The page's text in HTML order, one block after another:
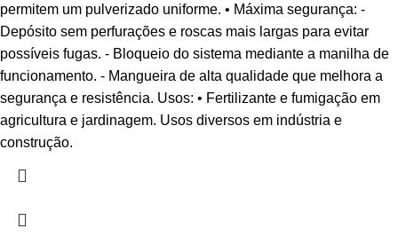
permitem um pulverizado uniforme. • Máxima segurança: -
Depósito sem perfurações e roscas mais largas para evitar
possíveis fugas. - Bloqueio do sistema mediante a manilha de
funcionamento. - Mangueira de alta qualidade que melhora a
segurança e resistência. Usos: • Fertilizante e fumigação em
agricultura e jardinagem. Usos diversos em indústria e
construção.